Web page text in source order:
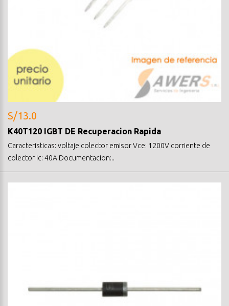
S/13.0
K40T120 IGBT DE Recuperacion Rapida
Caracteristicas: voltaje colector emisor Vce: 1200V corriente de
colector Ic: 40A Documentacion:..